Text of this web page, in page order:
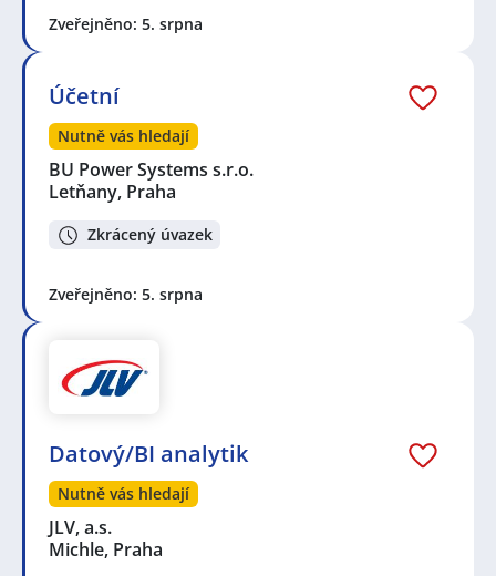
Zveřejněno: 5. srpna
Účetní
Nutně vás hledají
BU Power Systems s.r.o.
Letňany, Praha
Zkrácený úvazek
Zveřejněno: 5. srpna
Datový/BI analytik
Nutně vás hledají
JLV, a.s.
Michle, Praha